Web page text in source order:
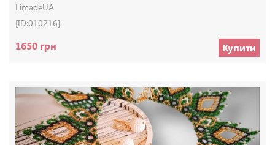
LimadeUA
[ID:010216]
1650 грн Купити